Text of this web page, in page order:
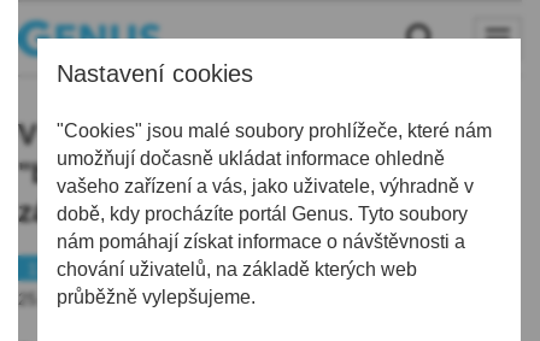
Nastavení cookies
"Cookies" jsou malé soubory prohlížeče, které nám
umožňují dočasně ukládat informace ohledně
vašeho zařízení a vás, jako uživatele, výhradně v
době, kdy procházíte portál Genus. Tyto soubory
nám pomáhají získat informace o návštěvnosti a
chování uživatelů, na základě kterých web
průběžně vylepšujeme.
V síti jabloneckých policistů uvézli
"borci" s alkoholem v krvi i se
zákazem řízení
25.06.2020 | 8:29